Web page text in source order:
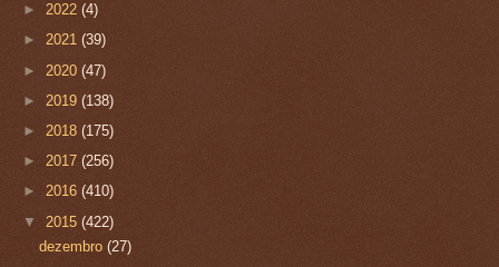
► 2022 (4)
► 2021 (39)
► 2020 (47)
► 2019 (138)
► 2018 (175)
► 2017 (256)
► 2016 (410)
▼ 2015 (422)
dezembro(27)